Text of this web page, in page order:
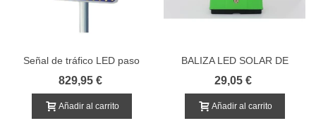
Señal de tráfico LED paso
peatonal
829,95 €
Añadir al carrito
BALIZA LED SOLAR DE
SEÑALIZACIÓN
29,05 €
Añadir al carrito